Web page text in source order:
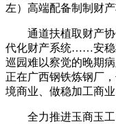
左）高端配备制制财
通道扶植取财产协
代化财产系统……安稳
巡园难以察觉的晚期
正在广西钢铁炼钢厂
境商业、做稳加工商
全力推进玉商玉工